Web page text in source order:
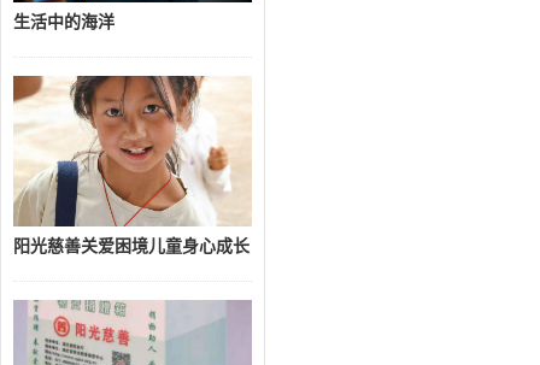
生活中的海洋
阳光慈善关爱困境儿童身心成长